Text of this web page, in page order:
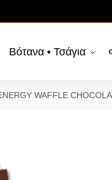
Βότανα • Τσάγια
WAFFLE